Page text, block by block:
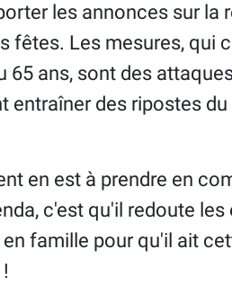
les annonces sur la
fêtes. Les mesures, qui
65 ans, sont des
entraîner des ripostes
en est à prendre en
c'est qu'il redoute
famille pour qu'il ait